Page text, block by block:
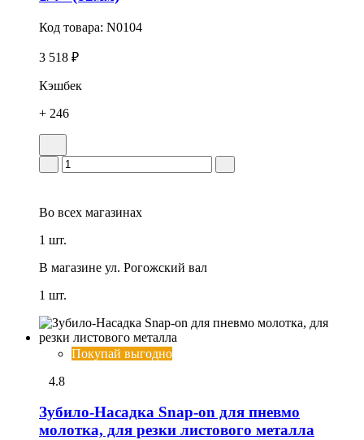
Код товара: N0104
3 518 ₽
Кэшбек
+ 246
Во всех магазинах
1 шт.
В магазине ул. Рогожский вал
1 шт.
Покупай выгодно
4.8
Зубило-Насадка Snap-on для пневмо
молотка, для резки листового металла